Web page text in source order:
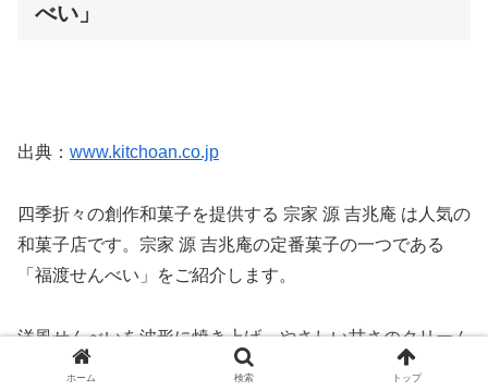
べい」
出典： www.kitchoan.co.jp
四季折々の創作和菓子を提供する 宗家 源 吉兆庵 は人気の
和菓子店です。宗家 源 吉兆庵の定番菓子の一つである
「福渡せんべい」をご紹介します。
洋風せんべいを波形に焼き上げ、やさしい甘さのクリーム
を挟みました。サクッとした歯触りとなめらかなクリーム
ホーム 検索 トップ